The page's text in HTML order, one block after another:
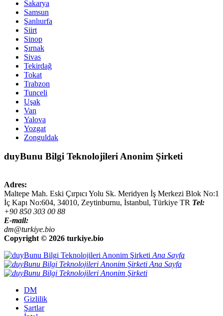
Sakarya
Samsun
Şanlıurfa
Siirt
Sinop
Şırnak
Sivas
Tekirdağ
Tokat
Trabzon
Tunceli
Uşak
Van
Yalova
Yozgat
Zonguldak
duyBunu Bilgi Teknolojileri Anonim Şirketi
Adres:
Maltepe Mah. Eski Çırpıcı Yolu Sk. Meridyen İş Merkezi Blok No:1
İç Kapı No:604, 34010, Zeytinburnu, İstanbul, Türkiye TR Tel:
+90 850 303 00 88
E-mail:
dm@turkiye.bio
Copyright © 2026 turkiye.bio
Ana Sayfa
Ana Sayfa
DM
Gizlilik
Şartlar